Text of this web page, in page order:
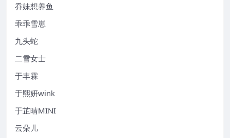
乔妹想养鱼
乖乖雪崽
九头蛇
二雪女士
于丰霖
于熙妍wink
于芷晴MINI
云朵儿